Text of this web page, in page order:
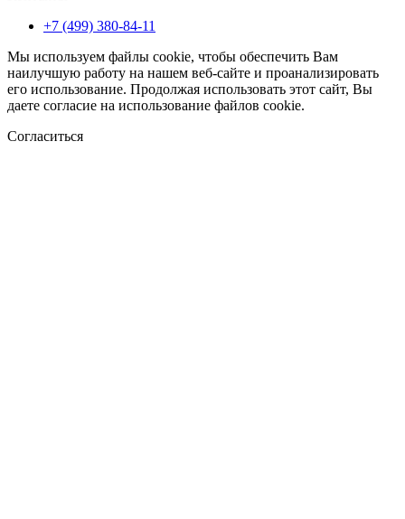
+7 (499) 380-84-11
Мы используем файлы cookie, чтобы обеспечить Вам
наилучшую работу на нашем веб-сайте и проанализировать
его использование. Продолжая использовать этот сайт, Вы
даете согласие на использование файлов cookie.
Согласиться